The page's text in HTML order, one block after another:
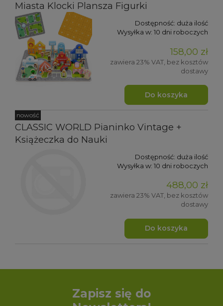
Miasta Klocki Plansza Figurki
Dostępność: duża ilość
Wysyłka w: 10 dni roboczych
158,00 zł
zawiera 23% VAT, bez kosztów
dostawy
Do koszyka
CLASSIC WORLD Pianinko Vintage +
Książeczka do Nauki
Dostępność: duża ilość
Wysyłka w: 10 dni roboczych
488,00 zł
zawiera 23% VAT, bez kosztów
dostawy
Do koszyka
nowość
Zapisz się do